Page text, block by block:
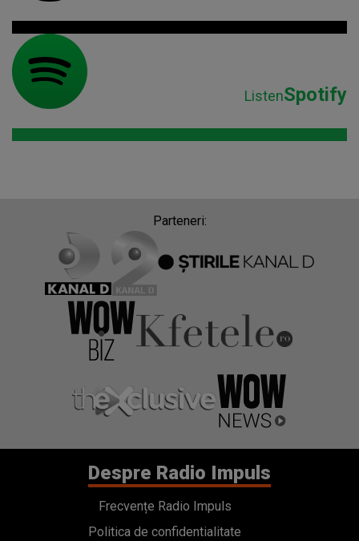
ListenSpotify
Parteneri:
Despre Radio Impuls
Frecvențe Radio Impuls
Politica de confidentialitate